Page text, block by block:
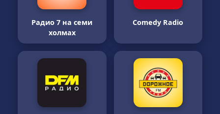
Радио 7 на семи
холмах
Comedy Radio